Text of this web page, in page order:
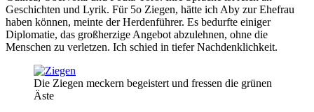
Geschichten und Lyrik. Für 5o Ziegen, hätte ich Aby zur Ehefrau
haben können, meinte der Herdenführer. Es bedurfte einiger
Diplomatie, das großherzige Angebot abzulehnen, ohne die
Menschen zu verletzen. Ich schied in tiefer Nachdenklichkeit.
Die Ziegen meckern begeistert und fressen die grünen
Äste